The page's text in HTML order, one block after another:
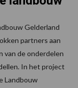
Gelderland
partners aan
van de onderdelen
In het project
Landbouw